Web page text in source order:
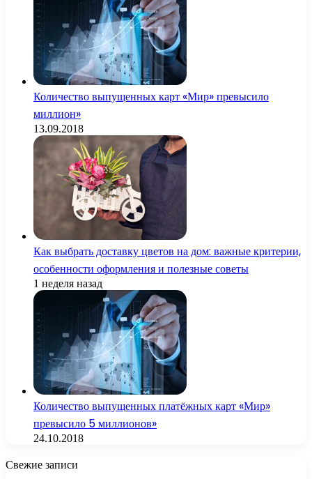
Количество выпущенных карт «Мир» превысило
миллион»
13.09.2018
Как выбрать доставку цветов на дом: важные критерии,
особенности оформления и полезные советы
1 неделя назад
Количество выпущенных платёжных карт «Мир»
превысило 5 миллионов»
24.10.2018
Свежие записи